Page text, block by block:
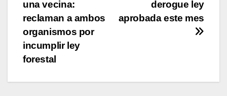
derogue ley
aprobada este mes
una vecina:
reclaman a ambos
organismos por
incumplir ley
forestal